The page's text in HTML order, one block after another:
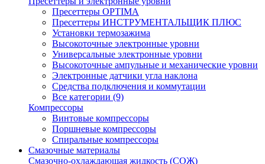
Пресеттеры OPTIMA
Пресеттеры ИНСТРУМЕНТАЛЬЩИК ПЛЮС
Установки термозажима
Высокоточные электронные уровни
Универсальные электронные уровни
Высокоточные ампульные и механические уровни
Электронные датчики угла наклона
Средства подключения и коммутации
Все категории (9)
Компрессоры
Винтовые компрессоры
Поршневые компрессоры
Спиральные компрессоры
Смазочные материалы
Смазочно-охлаждающая жидкость (СОЖ)